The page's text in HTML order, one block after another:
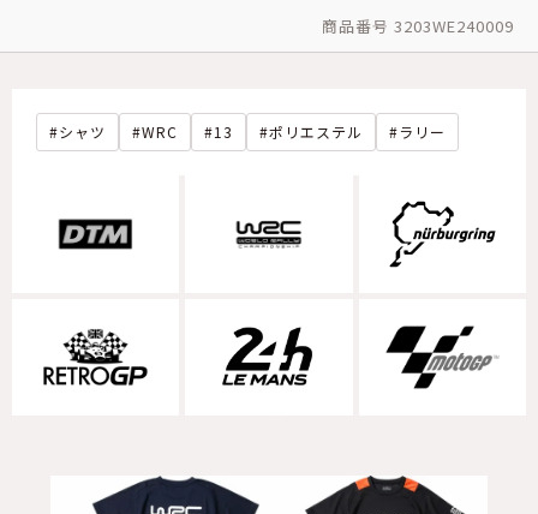
商品番号 3203WE240009
シャツ WRC 13 ポリエステル ラリー